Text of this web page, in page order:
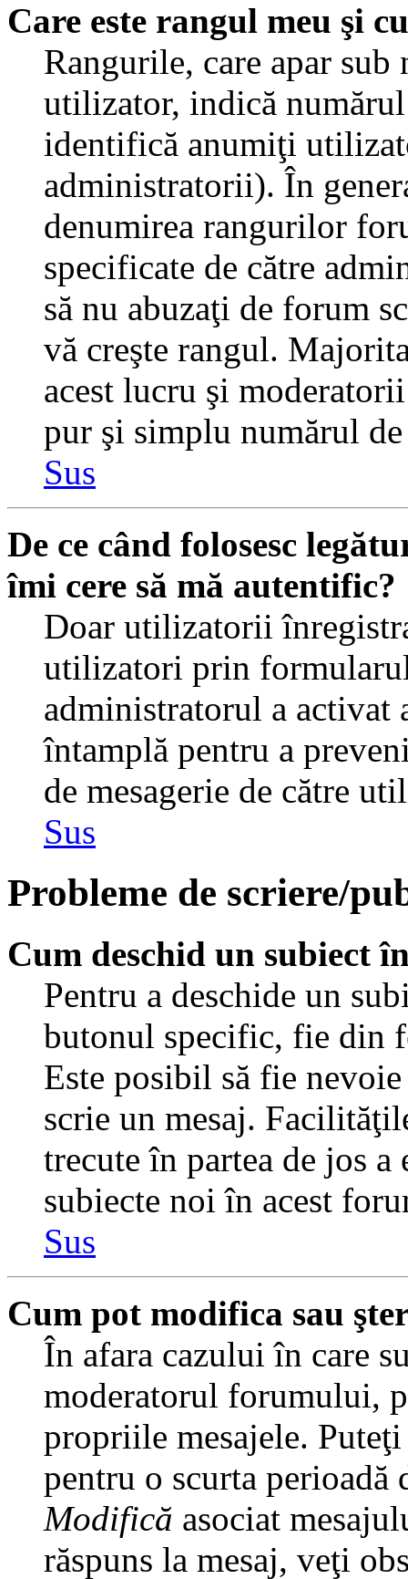
Care este rangul meu şi
Rangurile, care apar sub
utilizator, indică numărul
identifică anumiţi
administratorii). În
denumirea rangurilor
specificate de către
să nu abuzaţi de forum
vă creşte rangul.
acest lucru şi
pur şi simplu numărul de
Sus
De ce când folosesc
îmi cere să mă autentific?
Doar utilizatorii
utilizatori prin
administratorul a activat
întamplă pentru a
de mesagerie de către
Sus
Probleme de scriere/
Cum deschid un subiect
Pentru a deschide un
butonul specific, fie din
Este posibil să fie
scrie un mesaj.
trecute în partea de jos
subiecte noi în acest
Sus
Cum pot modifica sau
În afara cazului în care
moderatorul forumului,
propriile mesajele.
pentru o scurta perioadă
Modifică asociat
răspuns la mesaj, veţi